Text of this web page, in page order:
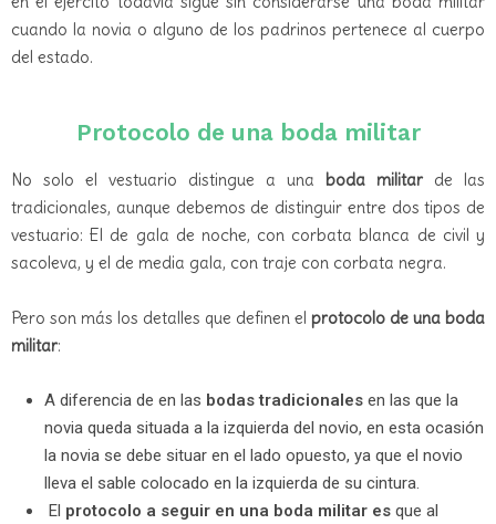
cuando la novia o alguno de los padrinos pertenece al cuerpo
del estado.
Protocolo de una boda militar
No solo el vestuario distingue a una boda militar de las
tradicionales, aunque debemos de distinguir entre dos tipos de
vestuario: El de gala de noche, con corbata blanca de civil y
sacoleva, y el de media gala, con traje con corbata negra.
Pero son más los detalles que definen el protocolo de una boda
militar:
A diferencia de en las bodas tradicionales en las que la
novia queda situada a la izquierda del novio, en esta ocasión
la novia se debe situar en el lado opuesto, ya que el novio
lleva el sable colocado en la izquierda de su cintura.
El protocolo a seguir en una boda militar es que al